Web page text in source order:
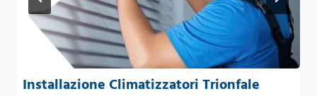
Installazione Climatizzatori Trionfale